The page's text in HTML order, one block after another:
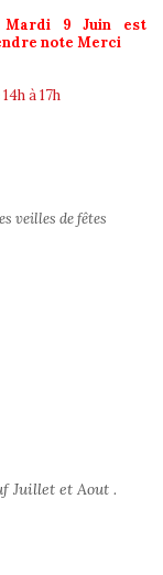
Mardi 9 Juin est
note Merci
14h à 17h
veilles de fêtes
Juillet et Aout .